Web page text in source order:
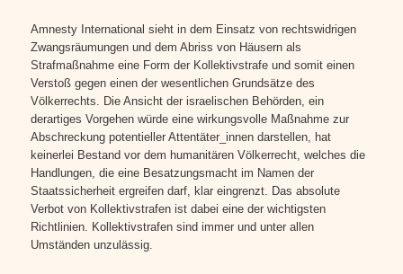
Amnesty International sieht in dem Einsatz von rechtswidrigen
Zwangsräumungen und dem Abriss von Häusern als
Strafmaßnahme eine Form der Kollektivstrafe und somit einen
Verstoß gegen einen der wesentlichen Grundsätze des
Völkerrechts. Die Ansicht der israelischen Behörden, ein
derartiges Vorgehen würde eine wirkungsvolle Maßnahme zur
Abschreckung potentieller Attentäter_innen darstellen, hat
keinerlei Bestand vor dem humanitären Völkerrecht, welches die
Handlungen, die eine Besatzungsmacht im Namen der
Staatssicherheit ergreifen darf, klar eingrenzt. Das absolute
Verbot von Kollektivstrafen ist dabei eine der wichtigsten
Richtlinien. Kollektivstrafen sind immer und unter allen
Umständen unzulässig.